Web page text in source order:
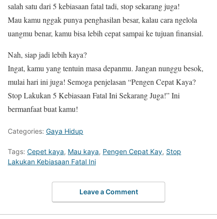
salah satu dari 5 kebiasaan fatal tadi, stop sekarang juga!
Mau kamu nggak punya penghasilan besar, kalau cara ngelola
uangmu benar, kamu bisa lebih cepat sampai ke tujuan finansial.
Nah, siap jadi lebih kaya?
Ingat, kamu yang tentuin masa depanmu. Jangan nunggu besok,
mulai hari ini juga! Semoga penjelasan “Pengen Cepat Kaya?
Stop Lakukan 5 Kebiasaan Fatal Ini Sekarang Juga!” Ini
bermanfaat buat kamu!
Categories: Gaya Hidup
Tags: Cepet kaya, Mau kaya, Pengen Cepat Kay, Stop
Lakukan Kebiasaan Fatal Ini
Leave a Comment